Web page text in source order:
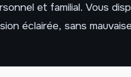
et familial. Vous
éclairée, sans